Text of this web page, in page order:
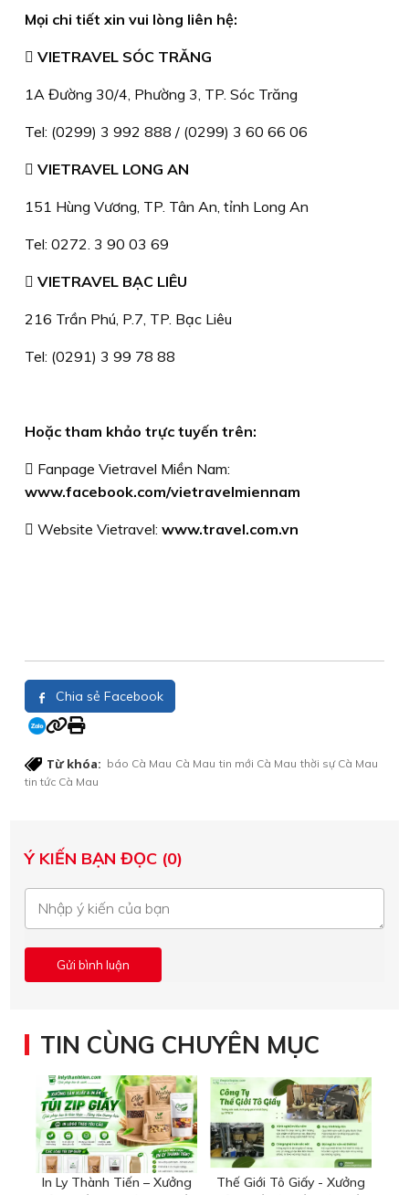
Mọi chi tiết xin vui lòng liên hệ:
 VIETRAVEL SÓC TRĂNG
1A Đường 30/4, Phường 3, TP. Sóc Trăng
Tel: (0299) 3 992 888 / (0299) 3 60 66 06
 VIETRAVEL LONG AN
151 Hùng Vương, TP. Tân An, tỉnh Long An
Tel: 0272. 3 90 03 69
 VIETRAVEL BẠC LIÊU
216 Trần Phú, P.7, TP. Bạc Liêu
Tel: (0291) 3 99 78 88
Hoặc tham khảo trực tuyến trên:
 Fanpage Vietravel Miền Nam:
www.facebook.com/vietravelmiennam
 Website Vietravel: www.travel.com.vn
Chia sẻ Facebook
Từ khóa: báo Cà Mau Cà Mau tin mới Cà Mau thời sự Cà Mau
tin tức Cà Mau
Ý KIẾN BẠN ĐỌC (0)
TIN CÙNG CHUYÊN MỤC
In Ly Thành Tiến – Xưởng
Thế Giới Tô Giấy - Xưởng